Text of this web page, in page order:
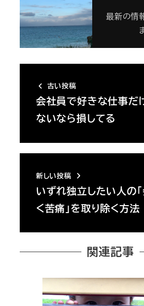
最新の情
古い投稿
会社員で好きな仕事だ
ないなら損してる
新しい投稿
いずれ独立したい人の
く苦痛」を取り除く方法
関連記事